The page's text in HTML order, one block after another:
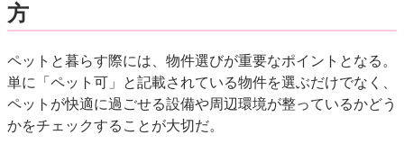
方
ペットと暮らす際には、物件選びが重要なポイントとなる。
単に「ペット可」と記載されている物件を選ぶだけでなく、
ペットが快適に過ごせる設備や周辺環境が整っているかどう
かをチェックすることが大切だ。